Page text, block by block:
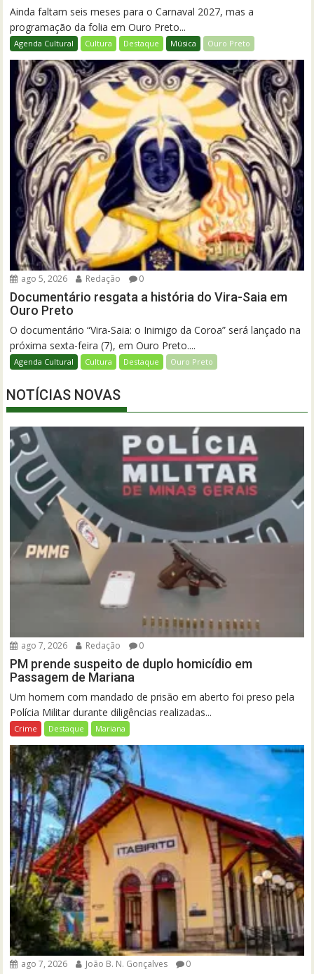
Ainda faltam seis meses para o Carnaval 2027, mas a
programação da folia em Ouro Preto...
Agenda Cultural Cultura Destaque Música Ouro Preto
ago 5, 2026 Redação 0
Documentário resgata a história do Vira-Saia em
Ouro Preto
O documentário “Vira-Saia: o Inimigo da Coroa” será lançado na
próxima sexta-feira (7), em Ouro Preto....
Agenda Cultural Cultura Destaque Ouro Preto
NOTÍCIAS NOVAS
ago 7, 2026 Redação 0
PM prende suspeito de duplo homicídio em
Passagem de Mariana
Um homem com mandado de prisão em aberto foi preso pela
Polícia Militar durante diligências realizadas...
Crime Destaque Mariana
ago 7, 2026 João B. N. Gonçalves 0